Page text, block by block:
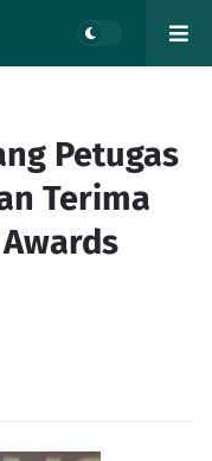
Petugas
Terima